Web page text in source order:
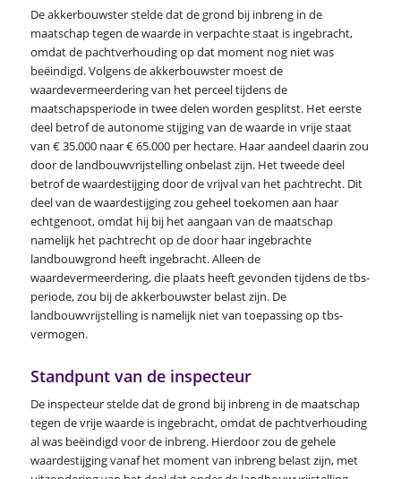
De akkerbouwster stelde dat de grond bij inbreng in de
maatschap tegen de waarde in verpachte staat is ingebracht,
omdat de pachtverhouding op dat moment nog niet was
beëindigd. Volgens de akkerbouwster moest de
waardevermeerdering van het perceel tijdens de
maatschapsperiode in twee delen worden gesplitst. Het eerste
deel betrof de autonome stijging van de waarde in vrije staat
van € 35.000 naar € 65.000 per hectare. Haar aandeel daarin zou
door de landbouwvrijstelling onbelast zijn. Het tweede deel
betrof de waardestijging door de vrijval van het pachtrecht. Dit
deel van de waardestijging zou geheel toekomen aan haar
echtgenoot, omdat hij bij het aangaan van de maatschap
namelijk het pachtrecht op de door haar ingebrachte
landbouwgrond heeft ingebracht. Alleen de
waardevermeerdering, die plaats heeft gevonden tijdens de tbs-
periode, zou bij de akkerbouwster belast zijn. De
landbouwvrijstelling is namelijk niet van toepassing op tbs-
vermogen.
Standpunt van de inspecteur
De inspecteur stelde dat de grond bij inbreng in de maatschap
tegen de vrije waarde is ingebracht, omdat de pachtverhouding
al was beëindigd voor de inbreng. Hierdoor zou de gehele
waardestijging vanaf het moment van inbreng belast zijn, met